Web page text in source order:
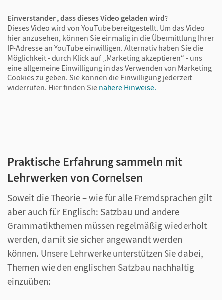
Einverstanden, dass dieses Video geladen wird?
Dieses Video wird von YouTube bereitgestellt. Um das Video
hier anzusehen, können Sie einmalig in die Übermittlung Ihrer
IP-Adresse an YouTube einwilligen. Alternativ haben Sie die
Möglichkeit - durch Klick auf „Marketing akzeptieren“ - uns
eine allgemeine Einwilligung in das Verwenden von Marketing
Cookies zu geben. Sie können die Einwilligung jederzeit
widerrufen. Hier finden Sie nähere Hinweise.
Praktische Erfahrung sammeln mit
Lehrwerken von Cornelsen
Soweit die Theorie – wie für alle Fremdsprachen gilt
aber auch für Englisch: Satzbau und andere
Grammatikthemen müssen regelmäßig wiederholt
werden, damit sie sicher angewandt werden
können. Unsere Lehrwerke unterstützen Sie dabei,
Themen wie den englischen Satzbau nachhaltig
einzuüben: